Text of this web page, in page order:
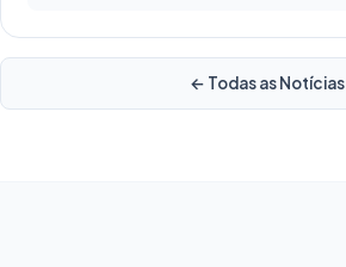
← Todas as Notícias